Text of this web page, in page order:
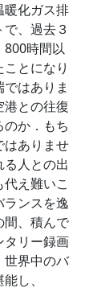
暖化ガス排
、過去３
800時間以
とになり
はありま
との往復
か．もち
はありませ
人との出
え難いこ
ランスを逸
間、積んで
タリー録画
世界中のバ
し、